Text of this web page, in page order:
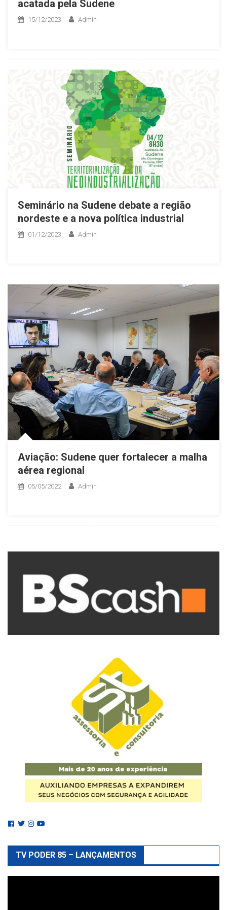
acatada pela Sudene
15/12/2023 Admin
Seminário na Sudene debate a região
nordeste e a nova política industrial
01/12/2023 Admin
Aviação: Sudene quer fortalecer a malha
aérea regional
05/05/2022 Admin
TV PODER 85 – LANÇAMENTOS